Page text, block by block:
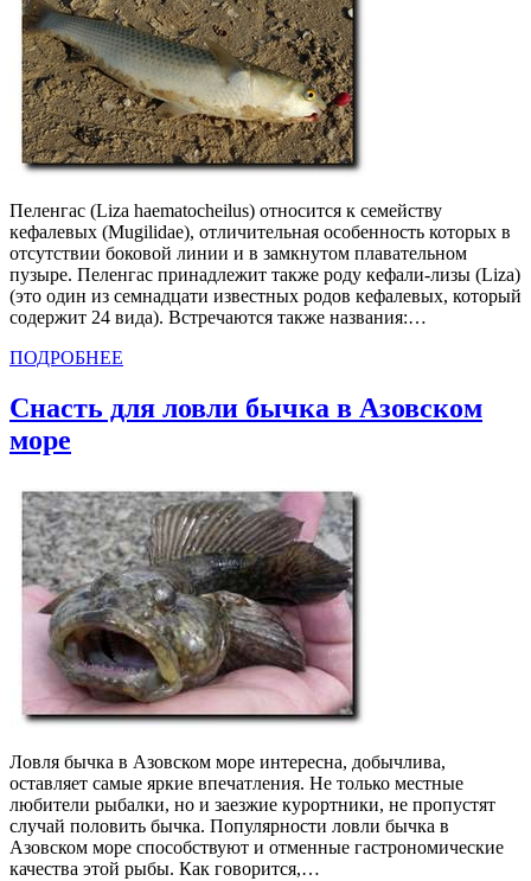
Пеленгас (Liza haematocheilus) относится к семейству
кефалевых (Mugilidae), отличительная особенность которых в
отсутствии боковой линии и в замкнутом плавательном
пузыре. Пеленгас принадлежит также роду кефали-лизы (Liza)
(это один из семнадцати известных родов кефалевых, который
содержит 24 вида). Встречаются также названия:…
ПОДРОБНЕЕ
Снасть для ловли бычка в Азовском
море
Ловля бычка в Азовском море интересна, добычлива,
оставляет самые яркие впечатления. Не только местные
любители рыбалки, но и заезжие курортники, не пропустят
случай половить бычка. Популярности ловли бычка в
Азовском море способствуют и отменные гастрономические
качества этой рыбы. Как говорится,…